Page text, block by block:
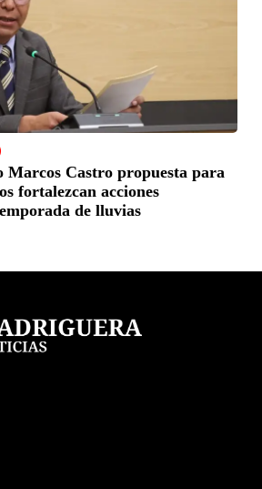
Marcos Castro propuesta para
fortalezcan acciones
de lluvias